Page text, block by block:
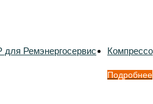
Ремэнергосервис
Подробнее